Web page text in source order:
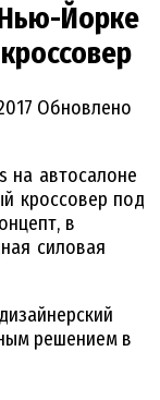
Нью-Йорке
Обновлено
на автосалоне
кроссовер под
в
силовая
решением в